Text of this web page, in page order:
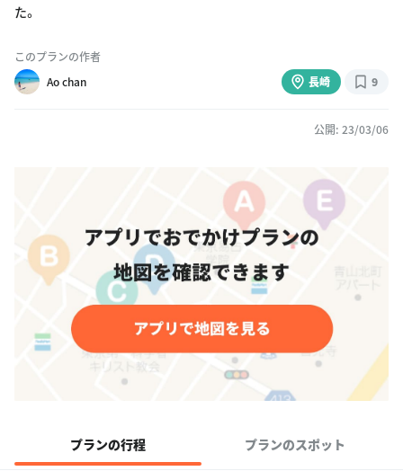
た。
このプランの作者
Ao chan
長崎 9
公開: 23/03/06
プランの行程 プランのスポット